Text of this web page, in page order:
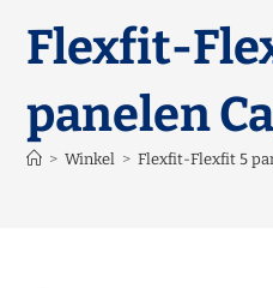
Flexfit-
panelen
> Winkel > Flexfit-Flexfit 5